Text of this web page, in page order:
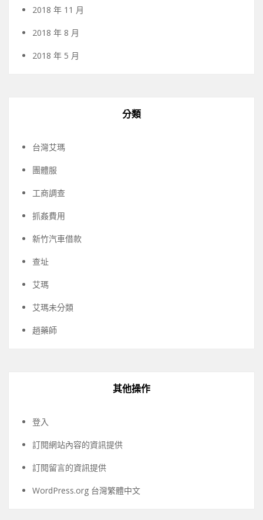
2018 年 11 月
2018 年 8 月
2018 年 5 月
分類
台灣艾瑪
團體服
工商調查
抓姦費用
新竹汽車借款
查址
艾瑪
艾瑪未分類
趙藥師
其他操作
登入
訂閱網站內容的資訊提供
訂閱留言的資訊提供
WordPress.org 台灣繁體中文